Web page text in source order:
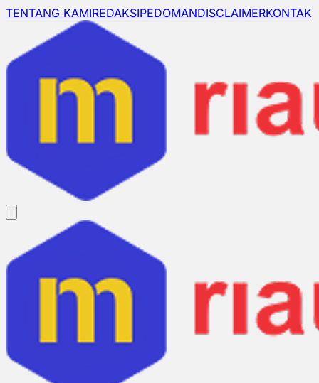
TENTANG KAMIREDAKSIPEDOMANDISCLAIMERKONTAK